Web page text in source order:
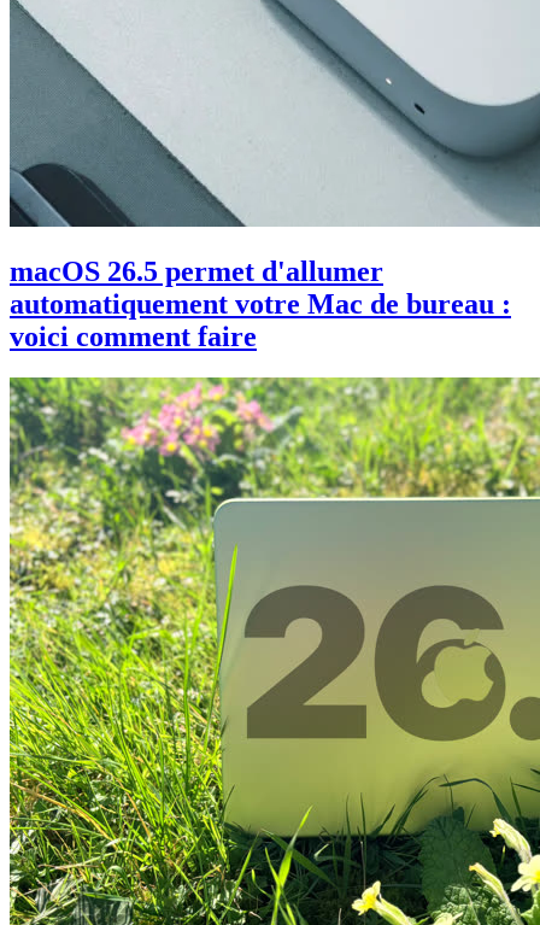
macOS 26.5 permet d'allumer
automatiquement votre Mac de bureau :
voici comment faire